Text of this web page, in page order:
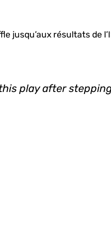
jusqu’aux résultats de
play after